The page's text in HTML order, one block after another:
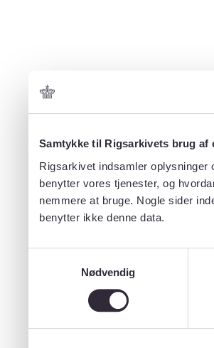
Samtykke til Rigsarkivets brug af
Rigsarkivet indsamler
benytter vores tjenester, og
nemmere at bruge. Nogle sider
benytter ikke denne data.
Nødvendig